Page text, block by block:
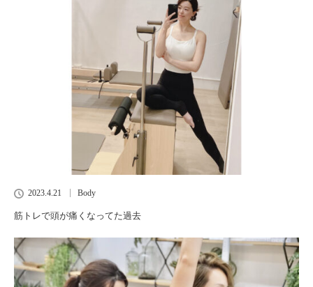
2023.4.21 Body
筋トレで頭が痛くなってた過去